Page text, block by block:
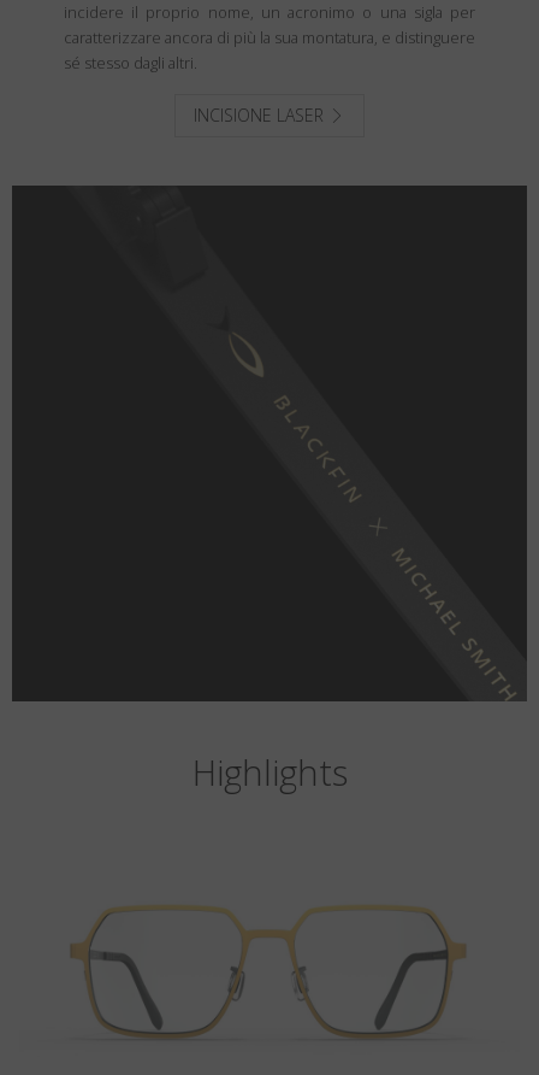
incidere il proprio nome, un acronimo o una sigla per
caratterizzare ancora di più la sua montatura, e distinguere
sé stesso dagli altri.
INCISIONE LASER
Highlights